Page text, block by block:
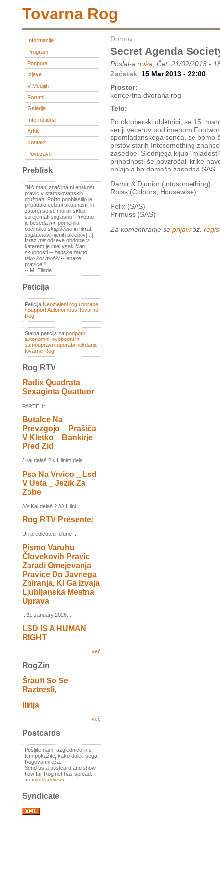
Tovarna Rog
Informacije
Program
Podpora
Izjave
V Medijih
Forumi
Galerija
International
Arhiv
Kontakt
Povezave
Preblisk
"Nič manj značilna ni enakost
pravic v staroslovanskih
družbah. Polno pooblastilo je
pripadalo celotni skupnosti, in
zatorej so se morali sklepi
sprejemati soglasno. Prvotno
je beseda mir pomenila
občinsko skupščino in hkrati
soglasnostnjenih sklepov[...]
Izraz mir odseva obdobje v
katerem je imel vsak član
skupnosti -- ženske ravno
tako kot moški-- enake
pravice."
-- M. Eliade
Peticija
Peticija Neomejeni rog uporabe
/ Support Autonomous Tovarna
Rog
Stalna peticija za podporo
avtonomni, svobodni in
samoupravni uporabi nekdanje
tovarne Rog
Rog RTV
Radix Quadrata
Sexaginta Quattuor
PARTE 1:
Butalce Na
Prevzgojo _ Prašiča
V Kletko _ Bankirje
Pred Zid
/ Kaj delaš ? // Hlinim dela...
Psa Na Vrvico _ Lsd
V Usta _ Jezik Za
Zobe
///// Kaj delaš ? //// Hlini...
Rog RTV Présente:
Un prédicateur d'une ...
Pismo Varuhu
Človekovih Pravic
Zaradi Omejevanja
Pravice Do Javnega
Zbiranja, Ki Ga Izvaja
Ljubljanska Mestna
Uprava
...21 January 2026...
LSD IS A HUMAN
RIGHT
več
RogZin
Šraufi So Se
Raztresli,
Ilirija
več
Postcards
Pošljite nam razglednico in s
tem pokažite, kako daleč sega
Rogova mreža.
Send us a postcard and show
how far Rog net has spread.
>naslov/address
Syndicate
Domov
Secret Agenda
Poslal-a nuša , Čet, 21/02/2013 -
Začetek: 15 Mar 2013 - 22:00
Prostor:
koncertna dvorana rog
Telo:
Po oktoberski obletnici, se 15.
seriji vecerov pod imenom
spomladanskega sonca, se bomo
prstov starih Intosomething
zasedbe. Slednjega kljub
prihodnosti še povzročali krike
ohlajala bo domača zasedba SAS.
Damir & Djunior (Intosomething)
Roiss (Colours, Housewise)
Felix (SAS)
Primuss (SAS)
Za komentiranje se prijavioz.